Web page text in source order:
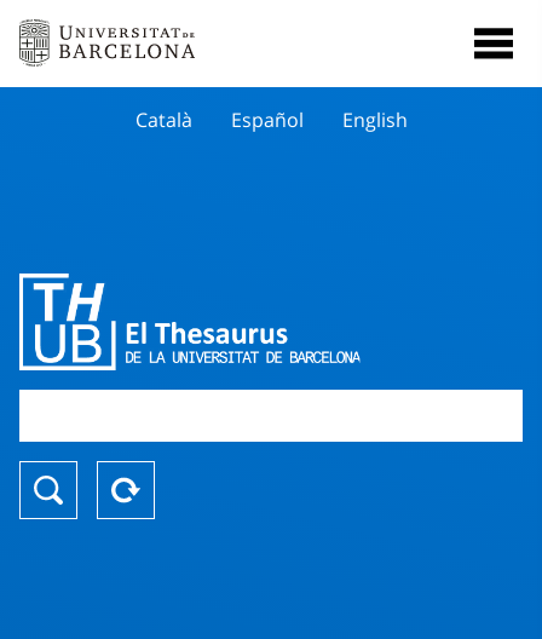
Català Español English